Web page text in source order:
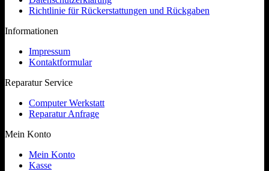
Richtlinie für Rückerstattungen und Rückgaben
Informationen
Impressum
Kontaktformular
Reparatur Service
Computer Werkstatt
Reparatur Anfrage
Mein Konto
Mein Konto
Kasse